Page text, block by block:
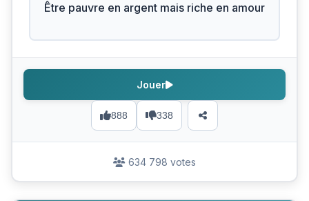
Être pauvre en argent mais riche en amour
888 338
Jouer
634 798 votes